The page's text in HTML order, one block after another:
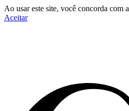
Ao usar este site, você concorda com a
Aceitar